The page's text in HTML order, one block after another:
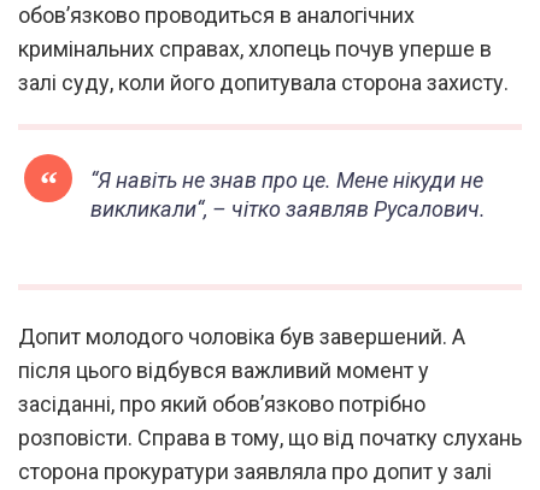
обов’язково проводиться в аналогічних
кримінальних справах, хлопець почув уперше в
залі суду, коли його допитувала сторона захисту.
“Я навіть не знав про це. Мене нікуди не
викликали“, – чітко заявляв Русалович.
Допит молодого чоловіка був завершений. А
після цього відбувся важливий момент у
засіданні, про який обов’язково потрібно
розповісти. Справа в тому, що від початку слухань
сторона прокуратури заявляла про допит у залі